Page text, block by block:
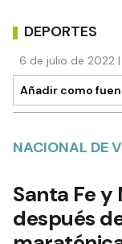
DEPORTES
6 de julio de 2022
Añadir como
NACIONAL DE
Santa Fe
después